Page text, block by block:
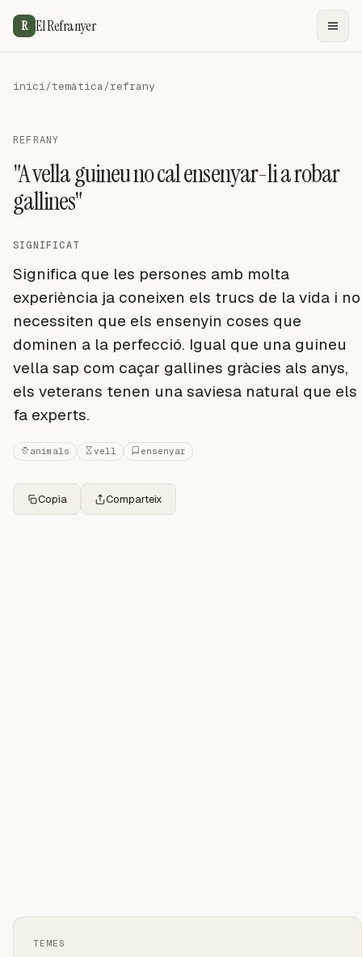
R El Refranyer
inici/temàtica/refrany
REFRANY
"A vella guineu no cal ensenyar-li a robar
gallines"
SIGNIFICAT
Significa que les persones amb molta
experiència ja coneixen els trucs de la vida i no
necessiten que els ensenyin coses que
dominen a la perfecció. Igual que una guineu
vella sap com caçar gallines gràcies als anys,
els veterans tenen una saviesa natural que els
fa experts.
animals vell ensenyar
Copia Comparteix
TEMES